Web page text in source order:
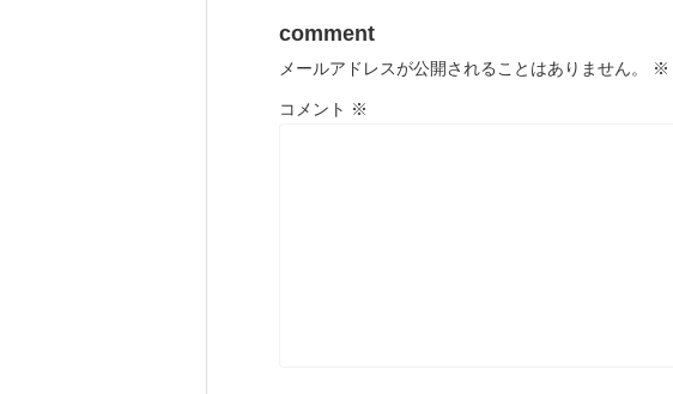
comment
メールアドレスが公開されることはありません。 ※
コメント ※